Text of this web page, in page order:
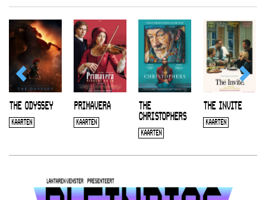
THE ODYSSEY
KAARTEN
PRIMAVERA
KAARTEN
THE
CHRISTOPHERS
KAARTEN
THE INVITE
KAARTEN